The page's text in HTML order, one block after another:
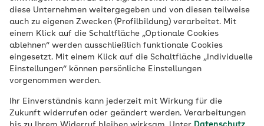
diese Unternehmen weitergegeben und von diesen teilweise
auch zu eigenen Zwecken (Profilbildung) verarbeitet. Mit
einem Klick auf die Schaltfläche „Optionale Cookies
ablehnen“ werden ausschließlich funktionale Cookies
eingesetzt. Mit einem Klick auf die Schaltfläche „Individuelle
Einstellungen“ können persönliche Einstellungen
vorgenommen werden.
Ihr Einverständnis kann jederzeit mit Wirkung für die
Zukunft widerrufen oder geändert werden. Verarbeitungen
Württemberg
Es besteht die Möglichkeit auch auf
elektronischem Weg Widerspruch gegen
Entscheidungen der AOK Baden-
Württemberg und der Pflegekasse bei der
AOK Baden-Württemberg einzulegen.